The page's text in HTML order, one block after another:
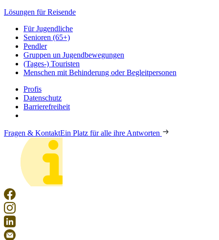
Lösungen für Reisende
Für Jugendliche
Senioren (65+)
Pendler
Gruppen un Jugendbewegungen
(Tages-) Touristen
Menschen mit Behinderung oder Begleitpersonen
Profis
Datenschutz
Barrierefreiheit
Fragen & KontaktEin Platz für alle ihre Antworten